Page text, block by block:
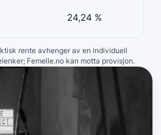
24,24 %
rente avhenger av en individuell
Femelle.no kan motta provisjon.